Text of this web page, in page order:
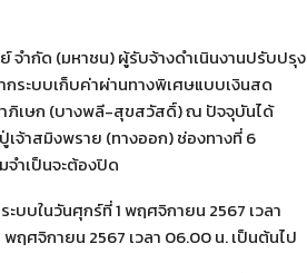
จำกัด (มหาชน) ผู้รับจ้างดำเนินงานปรับปรุง
ระบบเก็บค่าผ่านทางพิเศษแบบเงินสด
าภิเษก (บางพลี-สุขสวัสดิ์) ณ ปัจจุบันได้
จ้าสมิงพราย (ทางออก) ช่องทางที่ 6
จำเป็นจะต้องปิด
บบในวันศุกร์ที่ 1 พฤศจิกายน 2567 เวลา
พฤศจิกายน 2567 เวลา 06.00 น. เป็นต้นไป